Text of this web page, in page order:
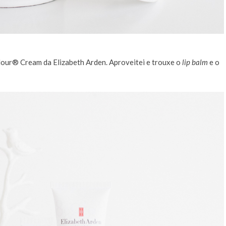
Cream da Elizabeth Arden. Aproveitei e trouxe o lip balm e o